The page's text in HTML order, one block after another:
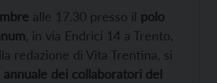
alle 17.30 presso il polo
, in via Endrici 14 a Trento,
redazione di Vita Trentina, si
dei collaboratori del